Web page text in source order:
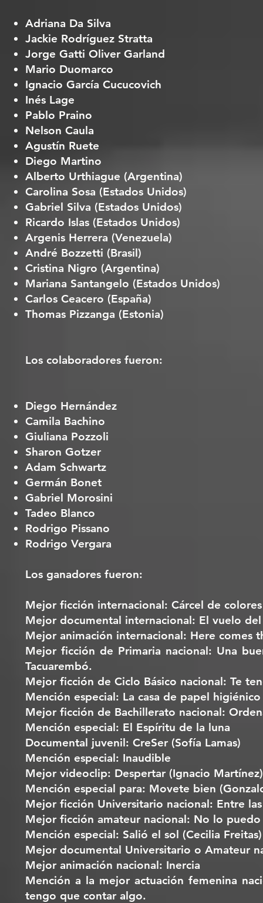
Adriana Da Silva
Jackie Rodríguez Stratta
Jorge Gatti Oliver Garland
Mario Duomarco
Ignacio García Cucucovich
Inés Lage
Pablo Praino
Nelson Caula
Agustín Ruete
Diego Martino
Alberto Urthiague (Argentina)
Carolina Sosa (Estados Unidos)
Gabriel Silva (Estados Unidos)
Ricardo Islas (Estados Unidos)
Argenis Herrera (Venezuela)
André Bozzetti (Brasil)
Cristina Nigro (Argentina)
Mariana Santangelo (Estados Unidos)
Carlos Ceacero (España)
Thomas Pizzanga (Estonia)
Los colaboradores fueron:
Diego Hernández
Camila Bachino
Giuliana Pozzoli
Sharon Gotzer
Adam Schwartz
Germán Bonet
Gabriel Morosini
Tadeo Blanco
Rodrigo Pissano
Rodrigo Vergara
Los ganadores fueron:
Mejor ficción internacional: Cárcel de colores
Mejor documental internacional: El vuelo
Mejor animación internacional: Here comes
Mejor ficción de Primaria nacional: Una
Tacuarembó.
Mejor ficción de Ciclo Básico nacional: Te
Mención especial: La casa de papel
Mejor ficción de Bachillerato nacional:
Mención especial: El Espíritu de la luna
Documental juvenil: CreSer (Sofía Lamas)
Mención especial: Inaudible
Mejor videoclip: Despertar (Ignacio Martínez)
Mención especial para: Movete bien
Mejor ficción Universitario nacional: Entre
Mejor ficción amateur nacional: No lo
Mención especial: Salió el sol (Cecilia Freitas)
Mejor documental Universitario o Amateur
Mejor animación nacional: Inercia
Mención a la mejor actuación femenina
tengo que contar algo.